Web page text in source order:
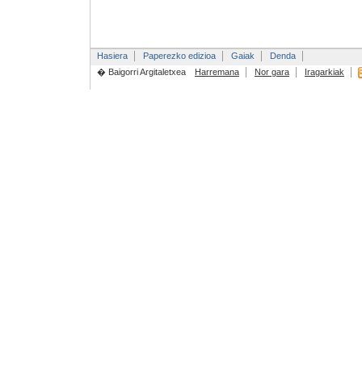
Hasiera Paperezko edizioa Gaiak
Denda
� Baigorri Argitaletxea
Harremana Nor gara Iragarkiak